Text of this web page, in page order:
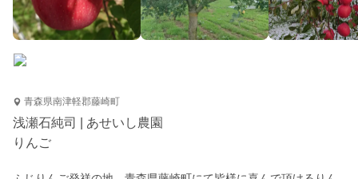
青森県南津軽郡藤崎町
浅瀬石純司 | あせいし農園
りんご